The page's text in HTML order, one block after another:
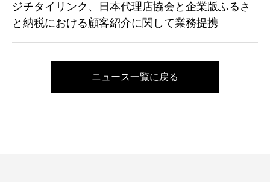
ジチタイリンク、日本代理店協会と企業版ふるさ
と納税における顧客紹介に関して業務提携
ニュース一覧に戻る